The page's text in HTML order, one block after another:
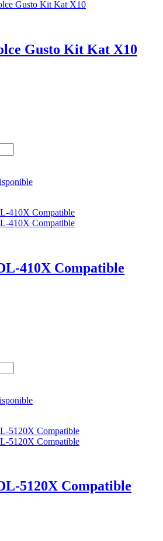
Gusto Kit Kat X10
410X Compatible
5120X Compatible